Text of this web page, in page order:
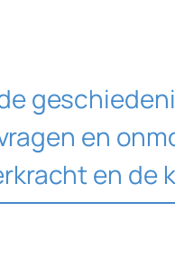
en
en de